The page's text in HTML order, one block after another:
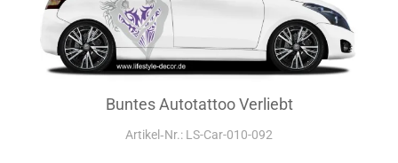
Buntes Autotattoo Verliebt
Artikel‑Nr.: LS-Car-010-092